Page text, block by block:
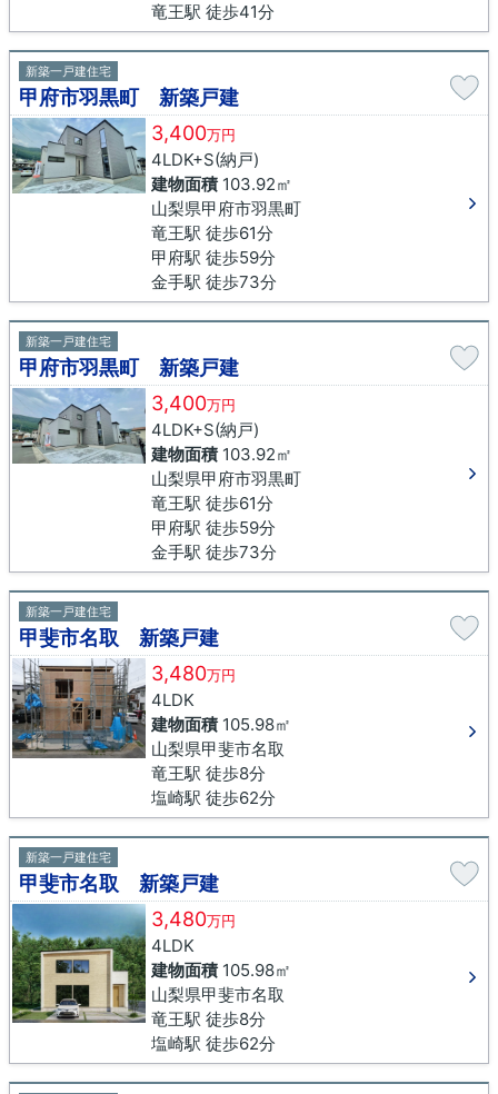
竜王駅 徒歩41分
新築一戸建住宅
甲府市羽黒町 新築戸建
3,400万円
4LDK+S(納戸)
建物面積103.92㎡
山梨県甲府市羽黒町
竜王駅 徒歩61分
甲府駅 徒歩59分
金手駅 徒歩73分
新築一戸建住宅
甲府市羽黒町 新築戸建
3,400万円
4LDK+S(納戸)
建物面積103.92㎡
山梨県甲府市羽黒町
竜王駅 徒歩61分
甲府駅 徒歩59分
金手駅 徒歩73分
新築一戸建住宅
甲斐市名取 新築戸建
3,480万円
4LDK
建物面積105.98㎡
山梨県甲斐市名取
竜王駅 徒歩8分
塩崎駅 徒歩62分
新築一戸建住宅
甲斐市名取 新築戸建
3,480万円
4LDK
建物面積105.98㎡
山梨県甲斐市名取
竜王駅 徒歩8分
塩崎駅 徒歩62分